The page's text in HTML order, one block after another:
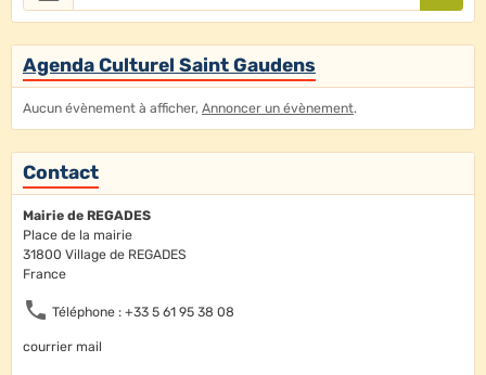
Agenda Culturel Saint Gaudens
Aucun évènement à afficher, Annoncer un évènement.
Contact
Mairie de REGADES
Place de la mairie
31800 Village de REGADES
France
Téléphone : +33 5 61 95 38 08
courrier mail